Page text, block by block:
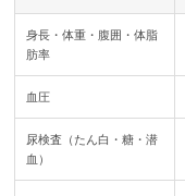
身長・体重・腹囲・体脂
肪率
血圧
尿検査（たん白・糖・潜
血）